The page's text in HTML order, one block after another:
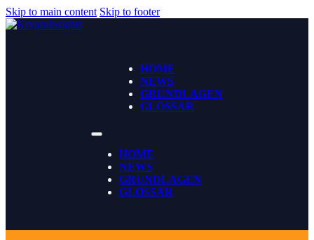
Skip to main content Skip to footer
HOME
NEWS
GRUNDLAGEN
GLOSSAR
HOME
NEWS
GRUNDLAGEN
GLOSSAR